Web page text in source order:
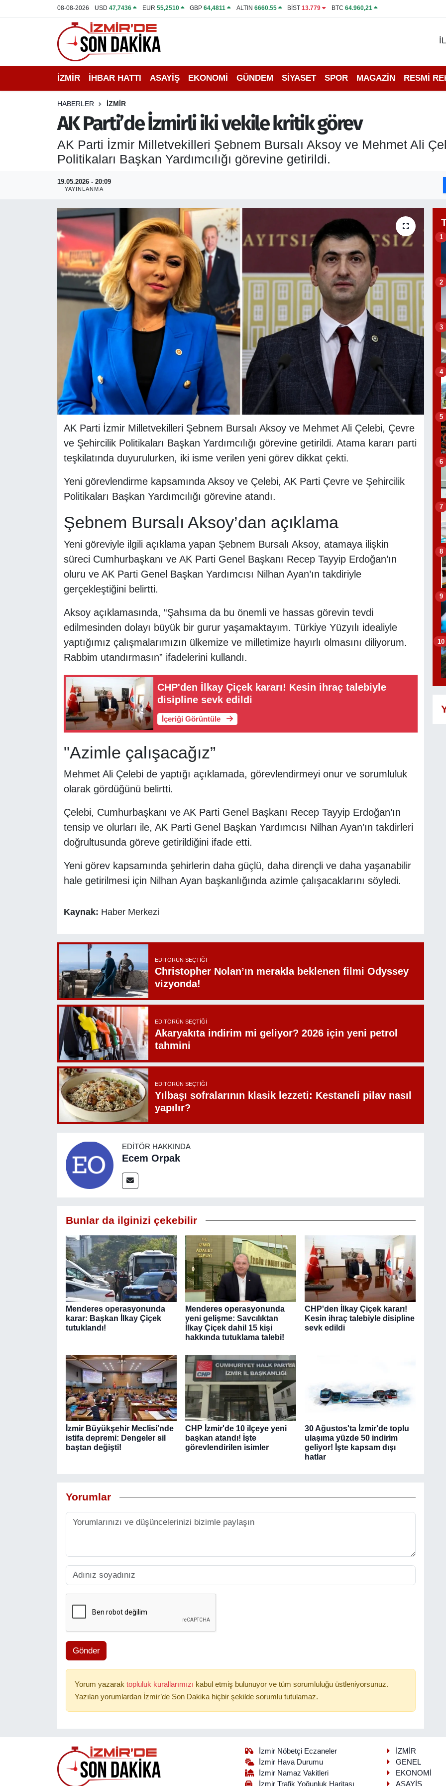
08-08-2026 USD47,7436 EUR 55,2510 GBP64,4811 ALTIN 6660.55 BİST13.779 BTC 64.960,21
İZMİR İHBAR HATTI ASAYİŞ EKONOMİ GÜNDEM SİYASET SPOR MAGAZİN RESMİ
HABERLER İZMİR
AK Parti’de İzmirli iki vekile kritik görev
AK Parti İzmir Milletvekilleri Şebnem Bursalı Aksoy ve Mehmet Ali
Politikaları Başkan Yardımcılığı görevine getirildi.
19.05.2026 - 20:09
YAYINLANMA
AK Parti İzmir Milletvekilleri Şebnem Bursalı Aksoy ve Mehmet Ali Çelebi, Çevre
ve Şehircilik Politikaları Başkan Yardımcılığı görevine getirildi. Atama kararı parti
teşkilatında duyurulurken, iki isme verilen yeni görev dikkat çekti.
Yeni görevlendirme kapsamında Aksoy ve Çelebi, AK Parti Çevre ve Şehircilik
Politikaları Başkan Yardımcılığı görevine atandı.
Şebnem Bursalı Aksoy’dan açıklama
Yeni göreviyle ilgili açıklama yapan Şebnem Bursalı Aksoy, atamaya ilişkin
süreci Cumhurbaşkanı ve AK Parti Genel Başkanı Recep Tayyip Erdoğan’ın
oluru ve AK Parti Genel Başkan Yardımcısı Nilhan Ayan’ın takdiriyle
gerçekleştiğini belirtti.
Aksoy açıklamasında, “Şahsıma da bu önemli ve hassas görevin tevdi
edilmesinden dolayı büyük bir gurur yaşamaktayım. Türkiye Yüzyılı idealiyle
yaptığımız çalışmalarımızın ülkemize ve milletimize hayırlı olmasını diliyorum.
Rabbim utandırmasın” ifadelerini kullandı.
CHP'den İlkay Çiçek kararı! Kesin ihraç talebiyle
disipline sevk edildi
İçeriği Görüntüle
"Azimle çalışacağız”
Mehmet Ali Çelebi de yaptığı açıklamada, görevlendirmeyi onur ve sorumluluk
olarak gördüğünü belirtti.
Çelebi, Cumhurbaşkanı ve AK Parti Genel Başkanı Recep Tayyip Erdoğan’ın
tensip ve olurları ile, AK Parti Genel Başkan Yardımcısı Nilhan Ayan’ın takdirleri
doğrultusunda göreve getirildiğini ifade etti.
Yeni görev kapsamında şehirlerin daha güçlü, daha dirençli ve daha yaşanabilir
hale getirilmesi için Nilhan Ayan başkanlığında azimle çalışacaklarını söyledi.
Kaynak: Haber Merkezi
EDITÖRÜN SEÇTIĞI
Christopher Nolan’ın merakla beklenen filmi Odyssey
vizyonda!
EDITÖRÜN SEÇTIĞI
Akaryakıta indirim mi geliyor? 2026 için yeni petrol
tahmini
EDITÖRÜN SEÇTIĞI
Yılbaşı sofralarının klasik lezzeti: Kestaneli pilav nasıl
yapılır?
EDITÖR HAKKINDA
Ecem Orpak
Bunlar da ilginizi çekebilir
Menderes operasyonunda
karar: Başkan İlkay Çiçek
tutuklandı!
Menderes operasyonunda
yeni gelişme: Savcılıktan
İlkay Çiçek dahil 15 kişi
hakkında tutuklama talebi!
CHP'den İlkay Çiçek kararı!
Kesin ihraç talebiyle disipline
sevk edildi
İzmir Büyükşehir Meclisi'nde
istifa depremi: Dengeler sil
baştan değişti!
CHP İzmir'de 10 ilçeye yeni
başkan atandı! İşte
görevlendirilen isimler
30 Ağustos'ta İzmir'de toplu
ulaşıma yüzde 50 indirim
geliyor! İşte kapsam dışı
hatlar
Yorumlar
Gönder
Yorum yazarak topluluk kurallarımızı kabul etmiş bulunuyor ve tüm sorumluluğu üstleniyorsunuz.
Yazılan yorumlardan İzmir’de Son Dakika hiçbir şekilde sorumlu tutulamaz.
1
2
3
4
5
6
7
8
9
10
İzmir Nöbetçi Eczaneler
İzmir Hava Durumu
İzmir Namaz Vakitleri
İzmir Trafik Yoğunluk Haritası
İZMİR
GENEL
EKONOMİ
ASAYİŞ
İHBAR HATTI
DEPREM
EKONOMİ
SİYASET
ASAYİŞ
RESMİ REKLAM
İzmir Nöbetçi Eczaneler
İzmir Hava Durumu
İzmir Namaz Vakitleri
İzmir Trafik Yoğunluk Haritası
Puan Durumu ve Fikstür
Tüm Manşetler
Son Dakika Haberleri
Haber Arşivi